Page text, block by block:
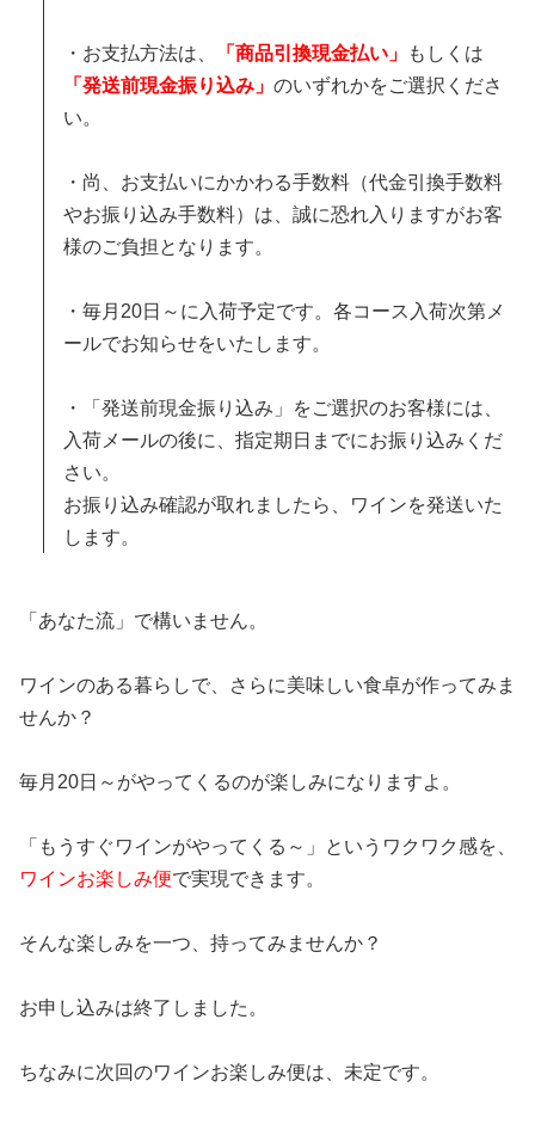
・お支払方法は、 「商品引換現金払い」
もしくは
「発送前現金振り込み」 のいずれかをご選択くださ
い。
・尚、お支払いにかかわる手数料（代金引換手数料
やお振り込み手数料）は、誠に恐れ入りますがお客
様のご負担となります。
・毎月20日～に入荷予定です。各コース入荷次第メ
ールでお知らせをいたします。
・「発送前現金振り込み」をご選択のお客様には、
入荷メールの後に、指定期日までにお振り込みくだ
さい。
お振り込み確認が取れましたら、ワインを発送いた
します。
「あなた流」で構いません。
ワインのある暮らしで、さらに美味しい食卓が作ってみま
せんか？
毎月20日～がやってくるのが楽しみになりますよ。
「もうすぐワインがやってくる～」というワクワク感を、
ワインお楽しみ便で実現できます。
そんな楽しみを一つ、持ってみませんか？
お申し込みは終了しました。
ちなみに次回のワインお楽しみ便は、未定です。